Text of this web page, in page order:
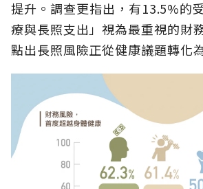
提升。調查更指出，有13.5%的
療與長照支出」視為最重視的財
點出長照風險正從健康議題轉化